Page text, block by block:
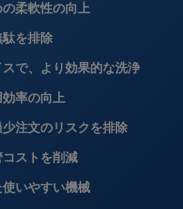
柔軟性の向上
駄を排除
で、より効果的な洗浄
率の向上
注文のリスクを排除
ストを削減
いやすい機械